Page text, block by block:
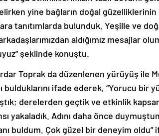
yine bağların doğal
tanıtımlarda bulunduk. Yeşille ve
aldığımız mesajlar
şeklinde konuştu.
Toprak da düzenlenen yürüyüş ile
ifade ederek, “Yorucu bir
derelerden geçtik ve etkinlik
yakaladık. Adını daha önce
buldum. Çok güzel bir deneyim oldu”